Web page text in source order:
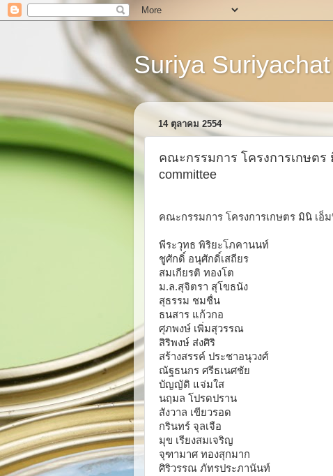
Suriya
14 ตุลาคม 2554
คณะกรรมการ โครงการเกษตร
committee
คณะกรรมการ โครงการเกษตร มินิ เอ็ม
พีระวุทธ พิริยะโภคานนท์
ชูศักดิ์ อนุศักดิ์เสถียร
สมเกียรติ ทองโต
ม.ล.สุจิตรา สุโขธนัง
สุธรรม ชมชื่น
ธนสาร แก้วกอ
ศุภพงษ์ เพิ่มสุวรรณ
สิริพงษ์ ส่งศิริ
สร้างสรรค์ ประชาอนุวงศ์
ณัฐธนกร ศรีธเนศชัย
บัญญัติ แจ่มใส
นฤมล โปรดปราน
สังวาล เขียวรอด
กรินทร์ จุลเจือ
มุข เรียงสมเจริญ
จุฑามาศ ทองสุกมาก
ศิริวรรณ ภัทรประภานันท์